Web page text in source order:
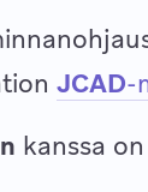
JCAD-
kanssa